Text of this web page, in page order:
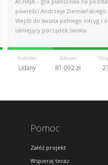
powieści Andrzeja Ziemiańskiego.
Wejdź do świata pełnego intryg i
istniejący porządek świata.
Pozostało
Udany
Zebrano
81 092 zł
Pomoc
Załóż projekt
Wspieraj teraz